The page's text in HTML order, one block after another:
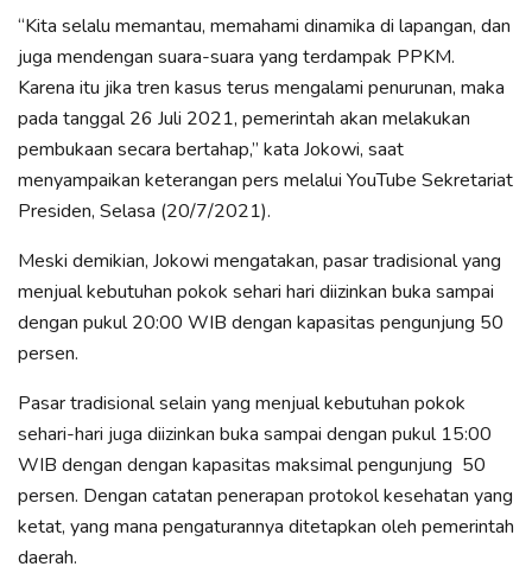
“Kita selalu memantau, memahami dinamika di lapangan, dan
juga mendengan suara-suara yang terdampak PPKM.
Karena itu jika tren kasus terus mengalami penurunan, maka
pada tanggal 26 Juli 2021, pemerintah akan melakukan
pembukaan secara bertahap,” kata Jokowi, saat
menyampaikan keterangan pers melalui YouTube Sekretariat
Presiden, Selasa (20/7/2021).
Meski demikian, Jokowi mengatakan, pasar tradisional yang
menjual kebutuhan pokok sehari hari diizinkan buka sampai
dengan pukul 20:00 WIB dengan kapasitas pengunjung 50
persen.
Pasar tradisional selain yang menjual kebutuhan pokok
sehari-hari juga diizinkan buka sampai dengan pukul 15:00
WIB dengan dengan kapasitas maksimal pengunjung 50
persen. Dengan catatan penerapan protokol kesehatan yang
ketat, yang mana pengaturannya ditetapkan oleh pemerintah
daerah.